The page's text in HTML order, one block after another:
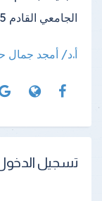
الجامعي القادم 2024/2025 ...
أ.د/ أمجد جمال
تسجيل